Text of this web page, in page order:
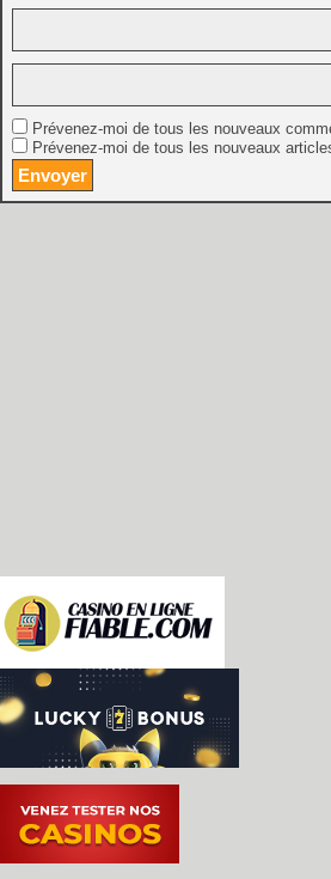
Prévenez-moi de tous les nouveaux
Prévenez-moi de tous les nouveaux